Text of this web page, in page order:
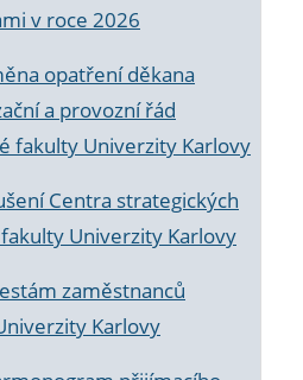
v roce 2026
opatření děkana
a provozní řád
fakulty Univerzity Karlovy
Centra strategických
Univerzity Karlovy
zaměstnanců
Karlovy